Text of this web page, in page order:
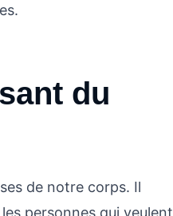
du
de notre corps. Il
personnes qui veulent